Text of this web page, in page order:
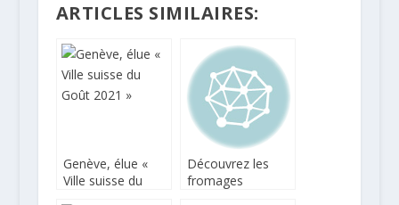
ARTICLES SIMILAIRES:
Genève, élue «
Ville suisse du
Découvrez les
fromages